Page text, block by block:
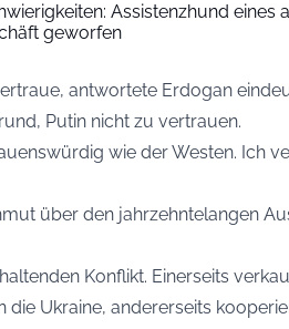
Assistenzhund eines
geworfen
antwortete Erdogan
Putin nicht zu vertrauen.
wie der Westen. Ich
über den jahrzehntelangen
Konflikt. Einerseits
die Ukraine, andererseits